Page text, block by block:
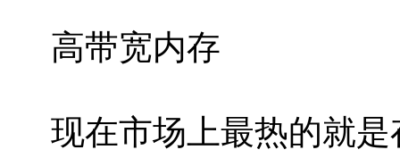
高带宽内存
现在市场上最热的就